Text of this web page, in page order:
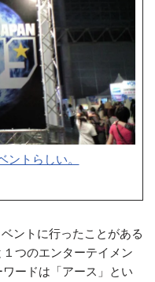
ントらしい。
ントに行ったことがある
つのエンターテイメン
ードは「アース」とい